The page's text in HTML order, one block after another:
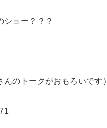
ショー？？？
んのトークがおもろいです）